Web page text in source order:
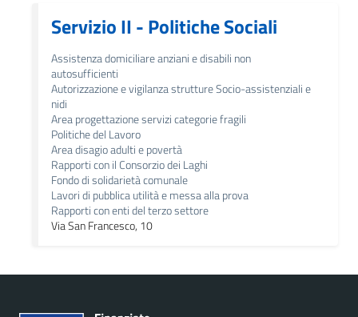
Servizio II - Politiche Sociali
Assistenza domiciliare anziani e disabili non
autosufficienti
Autorizzazione e vigilanza strutture Socio-assistenziali e
nidi
Area progettazione servizi categorie fragili
Politiche del Lavoro
Area disagio adulti e povertà
Rapporti con il Consorzio dei Laghi
Fondo di solidarietà comunale
Lavori di pubblica utilità e messa alla prova
Rapporti con enti del terzo settore
Via San Francesco, 10